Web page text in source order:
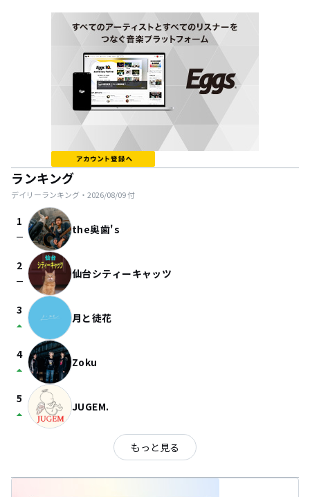
ランキング
デイリーランキング・ 2026/08/09付
1
check_indeterminate_small the奥歯's
2
check_indeterminate_small 仙台シティーキャッツ
3
arrow_drop_up 月と徒花
4
arrow_drop_up Zoku
5
arrow_drop_up JUGEM.
もっと見る